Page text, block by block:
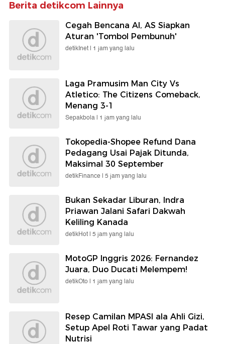
Berita detikcom Lainnya
Cegah Bencana AI, AS Siapkan
Aturan 'Tombol Pembunuh'
detikInet | 1 jam yang lalu
Laga Pramusim Man City Vs
Atletico: The Citizens Comeback,
Menang 3-1
Sepakbola | 1 jam yang lalu
Tokopedia-Shopee Refund Dana
Pedagang Usai Pajak Ditunda,
Maksimal 30 September
detikFinance | 5 jam yang lalu
Bukan Sekadar Liburan, Indra
Priawan Jalani Safari Dakwah
Keliling Kanada
detikHot | 5 jam yang lalu
MotoGP Inggris 2026: Fernandez
Juara, Duo Ducati Melempem!
detikOto | 1 jam yang lalu
Resep Camilan MPASI ala Ahli Gizi,
Setup Apel Roti Tawar yang Padat
Nutrisi